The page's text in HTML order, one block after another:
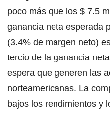
poco más que los $ 7.5
ganancia neta esperada
(3.4% de margen neto)
tercio de la ganancia
espera que generen las
norteamericanas. La
bajos los rendimientos y